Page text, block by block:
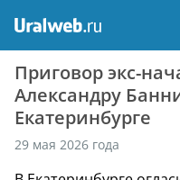
Приговор экс-
Александру
Екатеринбурге
29 мая 2026 года